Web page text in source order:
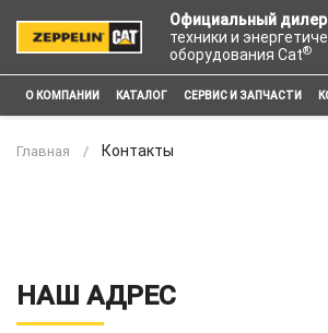
Официальный дилер
техники и
оборудования Cat®
О КОМПАНИИ КАТАЛОГ СЕРВИС И ЗАПЧАСТИ
Главная Контакты
НАШ АДРЕС